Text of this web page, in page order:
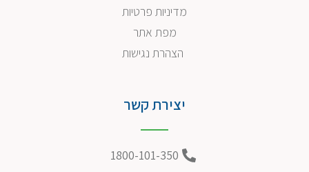
מדיניות פרטיות
מפת אתר
הצהרת נגישות
יצירת קשר
1800-101-350